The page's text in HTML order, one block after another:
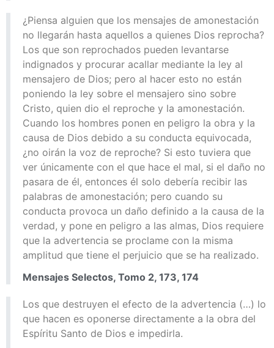
¿Piensa alguien que los mensajes de amonestación
no llegarán hasta aquellos a quienes Dios reprocha?
Los que son reprochados pueden levantarse
indignados y procurar acallar mediante la ley al
mensajero de Dios; pero al hacer esto no están
poniendo la ley sobre el mensajero sino sobre
Cristo, quien dio el reproche y la amonestación.
Cuando los hombres ponen en peligro la obra y la
causa de Dios debido a su conducta equivocada,
¿no oirán la voz de reproche? Si esto tuviera que
ver únicamente con el que hace el mal, si el daño no
pasara de él, entonces él solo debería recibir las
palabras de amonestación; pero cuando su
conducta provoca un daño definido a la causa de la
verdad, y pone en peligro a las almas, Dios requiere
que la advertencia se proclame con la misma
amplitud que tiene el perjuicio que se ha realizado.
Mensajes Selectos, Tomo 2, 173, 174
Los que destruyen el efecto de la advertencia (…) lo
que hacen es oponerse directamente a la obra del
Espíritu Santo de Dios e impedirla.